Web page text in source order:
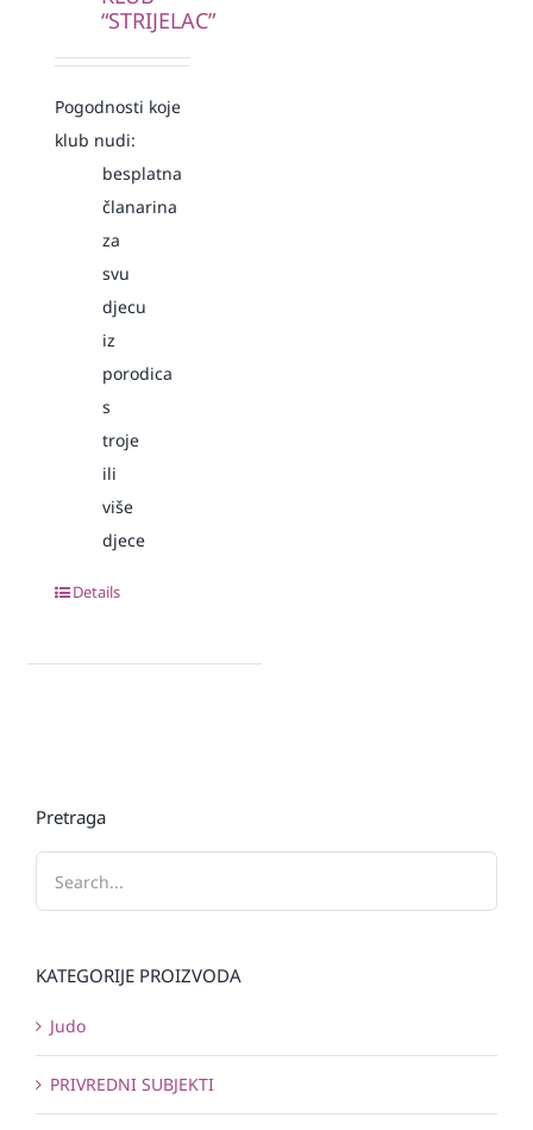
“STRIJELAC”
Pogodnosti koje
klub nudi:
besplatna
članarina
za
svu
djecu
iz
porodica
s
troje
ili
više
djece
Details
Pretraga
KATEGORIJE PROIZVODA
Judo
PRIVREDNI SUBJEKTI